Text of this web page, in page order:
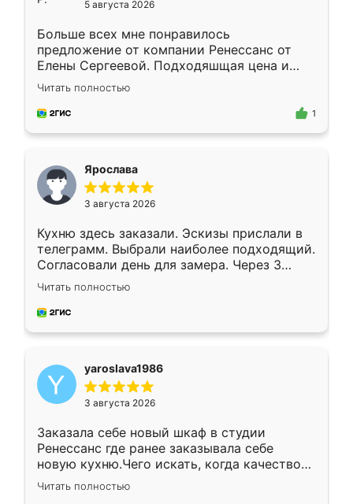
5 августа 2026
Больше всех мне понравилось
предложение от компании Ренессанс от
Елены Сергеевой. Подходяшщая цена и
короткие сроки изготовления. Приехавший
для замера сотрудник Владислав
предложил по моему эскизу самый
Читать полностью
1
Ярослава
3 августа 2026
Кухню здесь заказали. Эскизы прислали в
телеграмм. Выбрали наиболее подходящий.
Согласовали день для замера. Через 3
недели кухня была уже готова. Остались
довольны работой. Спасибо Ренессанс
мебель за качественную работу!
Читать полностью
yaroslava1986
3 августа 2026
Заказала себе новый шкаф в студии
Ренессанс где ранее заказывала себе
новую кухню.Чего искать, когда качеством
вполне довольна. Служит кухня уже почти
два года, нареканий нет.
Читать полностью